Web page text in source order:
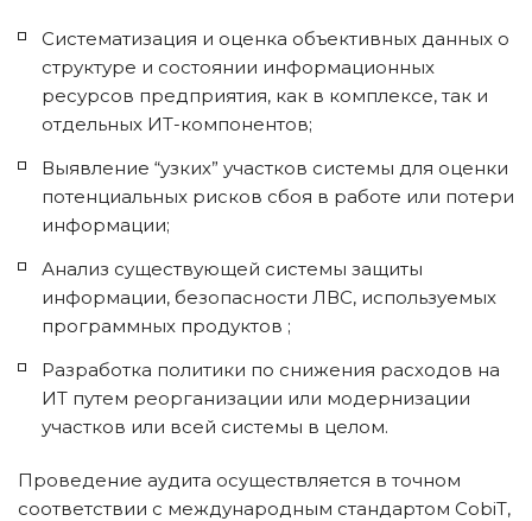
Систематизация и оценка объективных данных о
структуре и состоянии информационных
ресурсов предприятия, как в комплексе, так и
отдельных ИТ-компонентов;
Выявление “узких” участков системы для оценки
потенциальных рисков сбоя в работе или потери
информации;
Анализ существующей системы защиты
информации, безопасности ЛВС, используемых
программных продуктов ;
Разработка политики по снижения расходов на
ИТ путем реорганизации или модернизации
участков или всей системы в целом.
Проведение аудита осуществляется в точном
соответствии с международным стандартом CobiT,